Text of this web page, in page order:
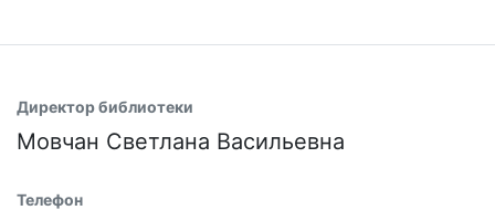
Директор библиотеки
Мовчан Светлана Васильевна
Телефон